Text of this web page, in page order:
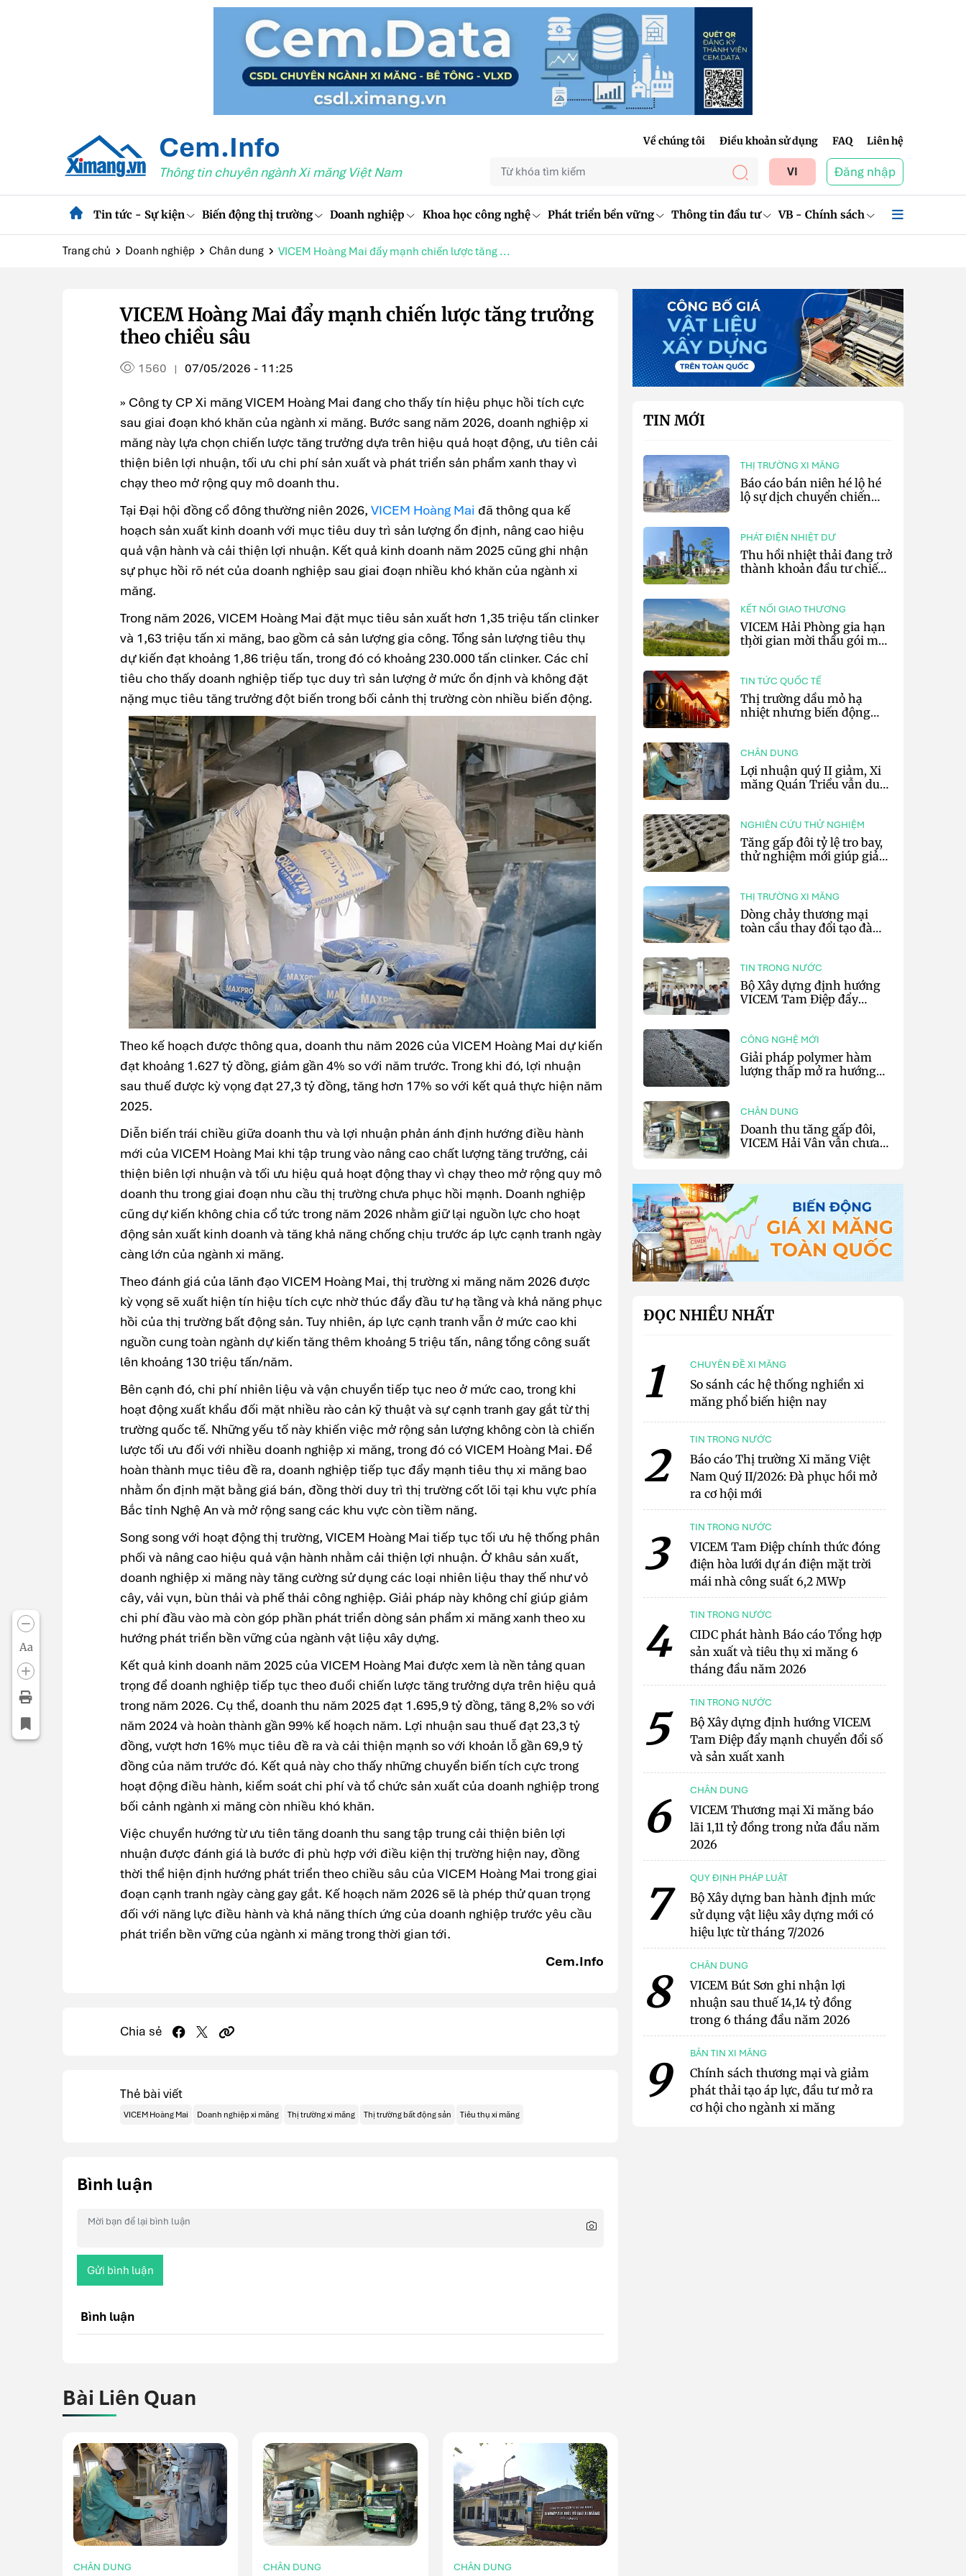
Cem.Info
Thông tin chuyên ngành Xi măng Việt Nam
Về chúng tôi Điều khoản sử dụng FAQ Liên hệ
VI Đăng nhập
Tin tức - Sự kiện Biến động thị trường Doanh nghiệp Khoa học công nghệ Phát triển bền vững Thông tin đầu tư VB - Chính sách
Trang chủ Doanh nghiệp Chân dung VICEM Hoàng Mai đẩy mạnh chiến lược tăng ...
Aa
VICEM Hoàng Mai đẩy mạnh chiến lược tăng trưởng
theo chiều sâu
1560 | 07/05/2026 - 11:25
» Công ty CP Xi măng VICEM Hoàng Mai đang cho thấy tín hiệu phục hồi tích cực
sau giai đoạn khó khăn của ngành xi măng. Bước sang năm 2026, doanh nghiệp xi
măng này lựa chọn chiến lược tăng trưởng dựa trên hiệu quả hoạt động, ưu tiên cải
thiện biên lợi nhuận, tối ưu chi phí sản xuất và phát triển sản phẩm xanh thay vì
chạy theo mở rộng quy mô doanh thu.
Tại Đại hội đồng cổ đông thường niên 2026, VICEM Hoàng Mai đã thông qua kế
hoạch sản xuất kinh doanh với mục tiêu duy trì sản lượng ổn định, nâng cao hiệu
quả vận hành và cải thiện lợi nhuận. Kết quả kinh doanh năm 2025 cũng ghi nhận
sự phục hồi rõ nét của doanh nghiệp sau giai đoạn nhiều khó khăn của ngành xi
măng.
Trong năm 2026, VICEM Hoàng Mai đặt mục tiêu sản xuất hơn 1,35 triệu tấn clinker
và 1,63 triệu tấn xi măng, bao gồm cả sản lượng gia công. Tổng sản lượng tiêu thụ
dự kiến đạt khoảng 1,86 triệu tấn, trong đó có khoảng 230.000 tấn clinker. Các chỉ
tiêu cho thấy doanh nghiệp tiếp tục duy trì sản lượng ở mức ổn định và không đặt
nặng mục tiêu tăng trưởng đột biến trong bối cảnh thị trường còn nhiều biến động.
Theo kế hoạch được thông qua, doanh thu năm 2026 của VICEM Hoàng Mai dự kiến
đạt khoảng 1.627 tỷ đồng, giảm gần 4% so với năm trước. Trong khi đó, lợi nhuận
sau thuế được kỳ vọng đạt 27,3 tỷ đồng, tăng hơn 17% so với kết quả thực hiện năm
2025.
Diễn biến trái chiều giữa doanh thu và lợi nhuận phản ánh định hướng điều hành
mới của VICEM Hoàng Mai khi tập trung vào nâng cao chất lượng tăng trưởng, cải
thiện biên lợi nhuận và tối ưu hiệu quả hoạt động thay vì chạy theo mở rộng quy mô
doanh thu trong giai đoạn nhu cầu thị trường chưa phục hồi mạnh. Doanh nghiệp
cũng dự kiến không chia cổ tức trong năm 2026 nhằm giữ lại nguồn lực cho hoạt
động sản xuất kinh doanh và tăng khả năng chống chịu trước áp lực cạnh tranh ngày
càng lớn của ngành xi măng.
Theo đánh giá của lãnh đạo VICEM Hoàng Mai, thị trường xi măng năm 2026 được
kỳ vọng sẽ xuất hiện tín hiệu tích cực nhờ thúc đẩy đầu tư hạ tầng và khả năng phục
hồi của thị trường bất động sản. Tuy nhiên, áp lực cạnh tranh vẫn ở mức cao khi
nguồn cung toàn ngành dự kiến tăng thêm khoảng 5 triệu tấn, nâng tổng công suất
lên khoảng 130 triệu tấn/năm.
Bên cạnh đó, chi phí nhiên liệu và vận chuyển tiếp tục neo ở mức cao, trong khi
hoạt động xuất khẩu đối mặt nhiều rào cản kỹ thuật và sự cạnh tranh gay gắt từ thị
trường quốc tế. Những yếu tố này khiến việc mở rộng sản lượng không còn là chiến
lược tối ưu đối với nhiều doanh nghiệp xi măng, trong đó có VICEM Hoàng Mai. Để
hoàn thành mục tiêu đề ra, doanh nghiệp tiếp tục đẩy mạnh tiêu thụ xi măng bao
nhằm ổn định mặt bằng giá bán, đồng thời duy trì thị trường cốt lõi tại khu vực phía
Bắc tỉnh Nghệ An và mở rộng sang các khu vực còn tiềm năng.
Song song với hoạt động thị trường, VICEM Hoàng Mai tiếp tục tối ưu hệ thống phân
phối và nâng cao hiệu quả vận hành nhằm cải thiện lợi nhuận. Ở khâu sản xuất,
doanh nghiệp xi măng này tăng cường sử dụng các loại nhiên liệu thay thế như vỏ
cây, vải vụn, bùn thải và phế thải công nghiệp. Giải pháp này không chỉ giúp giảm
chi phí đầu vào mà còn góp phần phát triển dòng sản phẩm xi măng xanh theo xu
hướng phát triển bền vững của ngành vật liệu xây dựng.
Kết quả kinh doanh năm 2025 của VICEM Hoàng Mai được xem là nền tảng quan
trọng để doanh nghiệp tiếp tục theo đuổi chiến lược tăng trưởng dựa trên hiệu quả
trong năm 2026. Cụ thể, doanh thu năm 2025 đạt 1.695,9 tỷ đồng, tăng 8,2% so với
năm 2024 và hoàn thành gần 99% kế hoạch năm. Lợi nhuận sau thuế đạt 23,3 tỷ
đồng, vượt hơn 16% mục tiêu đề ra và cải thiện mạnh so với khoản lỗ gần 69,9 tỷ
đồng của năm trước đó. Kết quả này cho thấy những chuyển biến tích cực trong
hoạt động điều hành, kiểm soát chi phí và tổ chức sản xuất của doanh nghiệp trong
bối cảnh ngành xi măng còn nhiều khó khăn.
Việc chuyển hướng từ ưu tiên tăng doanh thu sang tập trung cải thiện biên lợi
nhuận được đánh giá là bước đi phù hợp với điều kiện thị trường hiện nay, đồng
thời thể hiện định hướng phát triển theo chiều sâu của VICEM Hoàng Mai trong giai
đoạn cạnh tranh ngày càng gay gắt. Kế hoạch năm 2026 sẽ là phép thử quan trọng
đối với năng lực điều hành và khả năng thích ứng của doanh nghiệp trước yêu cầu
phát triển bền vững của ngành xi măng trong thời gian tới.
Cem.Info
Chia sẻ
Thẻ bài viết
VICEM Hoàng Mai Doanh nghiệp xi măng Thị trường xi măng Thị trường bất động sản Tiêu thụ xi măng
Bình luận
Gửi bình luận
Bình luận
Bài Liên Quan
CHÂN DUNG CHÂN DUNG CHÂN DUNG
TIN MỚI
THỊ TRƯỜNG XI MĂNG
Báo cáo bán niên hé lộ hé
lộ sự dịch chuyển chiến
PHÁT ĐIỆN NHIỆT DƯ
Thu hồi nhiệt thải đang trở
thành khoản đầu tư chiến
KẾT NỐI GIAO THƯƠNG
VICEM Hải Phòng gia hạn
thời gian mời thầu gói mua
TIN TỨC QUỐC TẾ
Thị trường dầu mỏ hạ
nhiệt nhưng biến động
CHÂN DUNG
Lợi nhuận quý II giảm, Xi
măng Quán Triều vẫn duy
NGHIÊN CỨU THỬ NGHIỆM
Tăng gấp đôi tỷ lệ tro bay,
thử nghiệm mới giúp giảm
THỊ TRƯỜNG XI MĂNG
Dòng chảy thương mại
toàn cầu thay đổi tạo đà
TIN TRONG NƯỚC
Bộ Xây dựng định hướng
VICEM Tam Điệp đẩy
CÔNG NGHỆ MỚI
Giải pháp polymer hàm
lượng thấp mở ra hướng
CHÂN DUNG
Doanh thu tăng gấp đôi,
VICEM Hải Vân vẫn chưa
ĐỌC NHIỀU NHẤT
1 CHUYÊN ĐỀ XI MĂNG
So sánh các hệ thống nghiền xi
măng phổ biến hiện nay
2 TIN TRONG NƯỚC
Báo cáo Thị trường Xi măng Việt
Nam Quý II/2026: Đà phục hồi mở
ra cơ hội mới
3 TIN TRONG NƯỚC
VICEM Tam Điệp chính thức đóng
điện hòa lưới dự án điện mặt trời
mái nhà công suất 6,2 MWp
4 TIN TRONG NƯỚC
CIDC phát hành Báo cáo Tổng hợp
sản xuất và tiêu thụ xi măng 6
tháng đầu năm 2026
5 TIN TRONG NƯỚC
Bộ Xây dựng định hướng VICEM
Tam Điệp đẩy mạnh chuyển đổi số
và sản xuất xanh
6 CHÂN DUNG
VICEM Thương mại Xi măng báo
lãi 1,11 tỷ đồng trong nửa đầu năm
2026
7 QUY ĐỊNH PHÁP LUẬT
Bộ Xây dựng ban hành định mức
sử dụng vật liệu xây dựng mới có
hiệu lực từ tháng 7/2026
8 CHÂN DUNG
VICEM Bút Sơn ghi nhận lợi
nhuận sau thuế 14,14 tỷ đồng
trong 6 tháng đầu năm 2026
9 BẢN TIN XI MĂNG
Chính sách thương mại và giảm
phát thải tạo áp lực, đầu tư mở ra
cơ hội cho ngành xi măng